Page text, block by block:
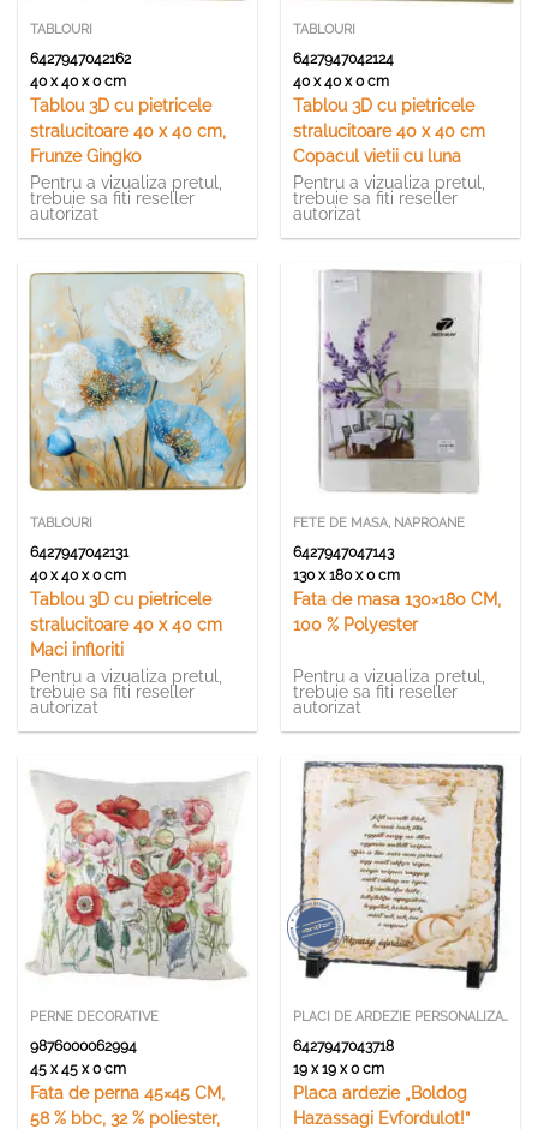
TABLOURI
6427947042162
40 x 40 x 0 cm
Tablou 3D cu pietricele
stralucitoare 40 x 40 cm,
Frunze Gingko
Pentru a vizualiza pretul,
trebuie sa fiti reseller
autorizat
TABLOURI
6427947042124
40 x 40 x 0 cm
Tablou 3D cu pietricele
stralucitoare 40 x 40 cm
Copacul vietii cu luna
Pentru a vizualiza pretul,
trebuie sa fiti reseller
autorizat
TABLOURI
6427947042131
40 x 40 x 0 cm
Tablou 3D cu pietricele
stralucitoare 40 x 40 cm
Maci infloriti
Pentru a vizualiza pretul,
trebuie sa fiti reseller
autorizat
FETE DE MASA, NAPROANE
6427947047143
130 x 180 x 0 cm
Fata de masa 130×180 CM,
100 % Polyester
Pentru a vizualiza pretul,
trebuie sa fiti reseller
autorizat
PERNE DECORATIVE
9876000062994
45 x 45 x 0 cm
Fata de perna 45×45 CM,
58 % bbc, 32 % poliester,
PLACI DE ARDEZIE PERSONALIZATE
6427947043718
19 x 19 x 0 cm
Placa ardezie „Boldog
Hazassagi Evfordulot!”